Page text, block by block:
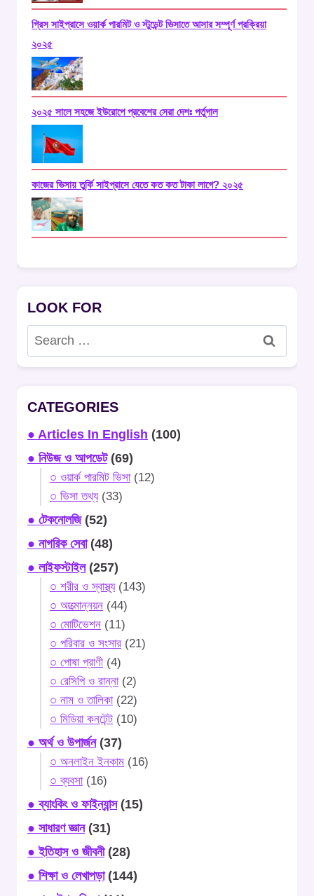
গ্রিস সাইপ্রাসে ওয়ার্ক পারমিট ও স্টুডেন্ট ভিসাতে আসার সম্পূর্ণ প্রক্রিয়া
২০২৫
২০২৫ সালে সহজে ইউরোপে প্রবেশের সেরা দেশঃ পর্তুগাল
কাজের ভিসায় তুর্কি সাইপ্রাসে যেতে কত কত টাকা লাগে? ২০২৫
LOOK FOR
Search
for:
CATEGORIES
● Articles In English (100)
● নিউজ ও আপডেট(69)
○ ওয়ার্ক পারমিট ভিসা(12)
○ ভিসা তথ্য(33)
● টেকনোলজি(52)
● নাগরিক সেবা(48)
● লাইফস্টাইল(257)
○ শরীর ও স্বাস্থ্য(143)
○ আত্মোন্নয়ন (44)
○ মোটিভেশন (11)
○ পরিবার ও সংসার (21)
○ পোষা প্রাণী (4)
○ রেসিপি ও রান্না(2)
○ নাম ও তালিকা(22)
○ মিডিয়া কনটেন্ট (10)
● অর্থ ও উপার্জন(37)
○ অনলাইন ইনকাম (16)
○ ব্যবসা(16)
● ব্যাংকিং ও ফাইন্যান্স(15)
● সাধারণ জ্ঞান(31)
● ইতিহাস ও জীবনী(28)
● শিক্ষা ও লেখাপড়া(144)